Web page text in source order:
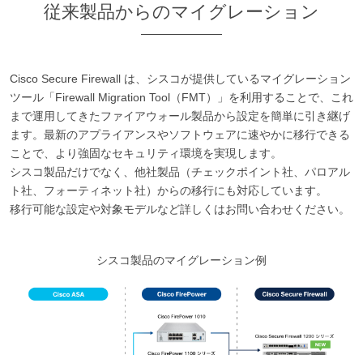
従来製品からのマイグレーション
Cisco Secure Firewall は、シスコが提供しているマイグレーション
ツール「Firewall Migration Tool（FMT）」を利用することで、これ
まで運用してきたファイアウォール製品から設定を簡単に引き継げ
ます。最新のアプライアンスやソフトウェアに速やかに移行できる
ことで、より強固なセキュリティ環境を実現します。
シスコ製品だけでなく、他社製品（チェックポイント社、パロアル
ト社、フォーティネット社）からの移行にも対応しています。
移行可能な設定や対象モデルなど詳しくはお問い合わせください。
シスコ製品のマイグレーション例